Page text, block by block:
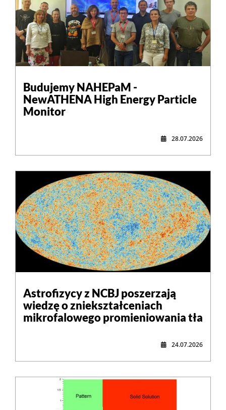
Budujemy NAHEPaM -
NewATHENA High Energy Particle
Monitor
28.07.2026
Astrofizycy z NCBJ poszerzają
wiedzę o zniekształceniach
mikrofalowego promieniowania tła
24.07.2026